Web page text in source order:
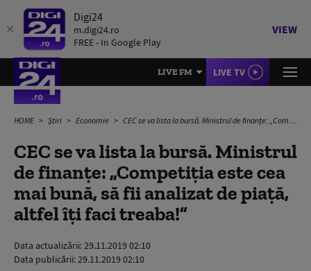
Digi24
m.digi24.ro
FREE - In Google Play
VIEW
LIVE FM LIVE TV
HOME Știri Economie CEC se va lista la bursă. Ministrul de finanțe: „Competiția este cea mai bună, să fii analizat de piață, altfel îți faci treaba!”
CEC se va lista la bursă. Ministrul
de finanțe: „Competiția este cea
mai bună, să fii analizat de piață,
altfel îți faci treaba!”
Data actualizării:29.11.2019 02:10
Data publicării:29.11.2019 02:10